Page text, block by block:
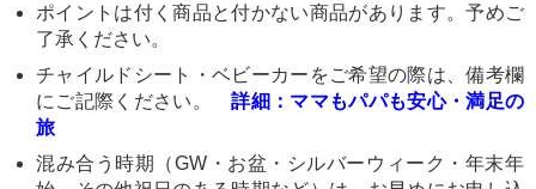
ポイントは付く商品と付かない商品があります。予めご
了承ください。
チャイルドシート・ベビーカーをご希望の際は、備考欄
にご記際ください。詳細：ママもパパも安心・満足の
旅
混み合う時期（GW・お盆・シルバーウィーク・年末年